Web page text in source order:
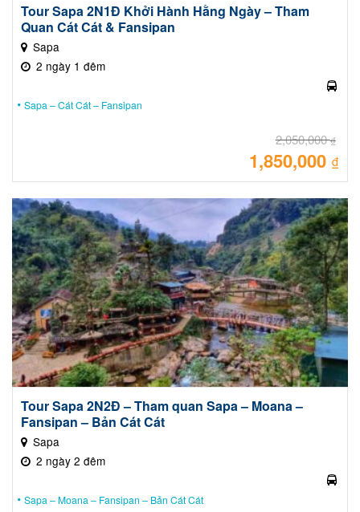
Tour Sapa 2N1Đ Khởi Hành Hằng Ngày – Tham
Quan Cát Cát & Fansipan
Sapa
2 ngày 1 đêm
Sapa – Cát Cát – Fansipan
2,050,000₫
gốc
1,850,000 ₫
Giá
tại
là:
Tour Sapa 2N2Đ – Tham quan Sapa – Moana –
Fansipan – Bản Cát Cát
Sapa
2 ngày 2 đêm
Sapa – Moana – Fansipan – Bản Cát Cát